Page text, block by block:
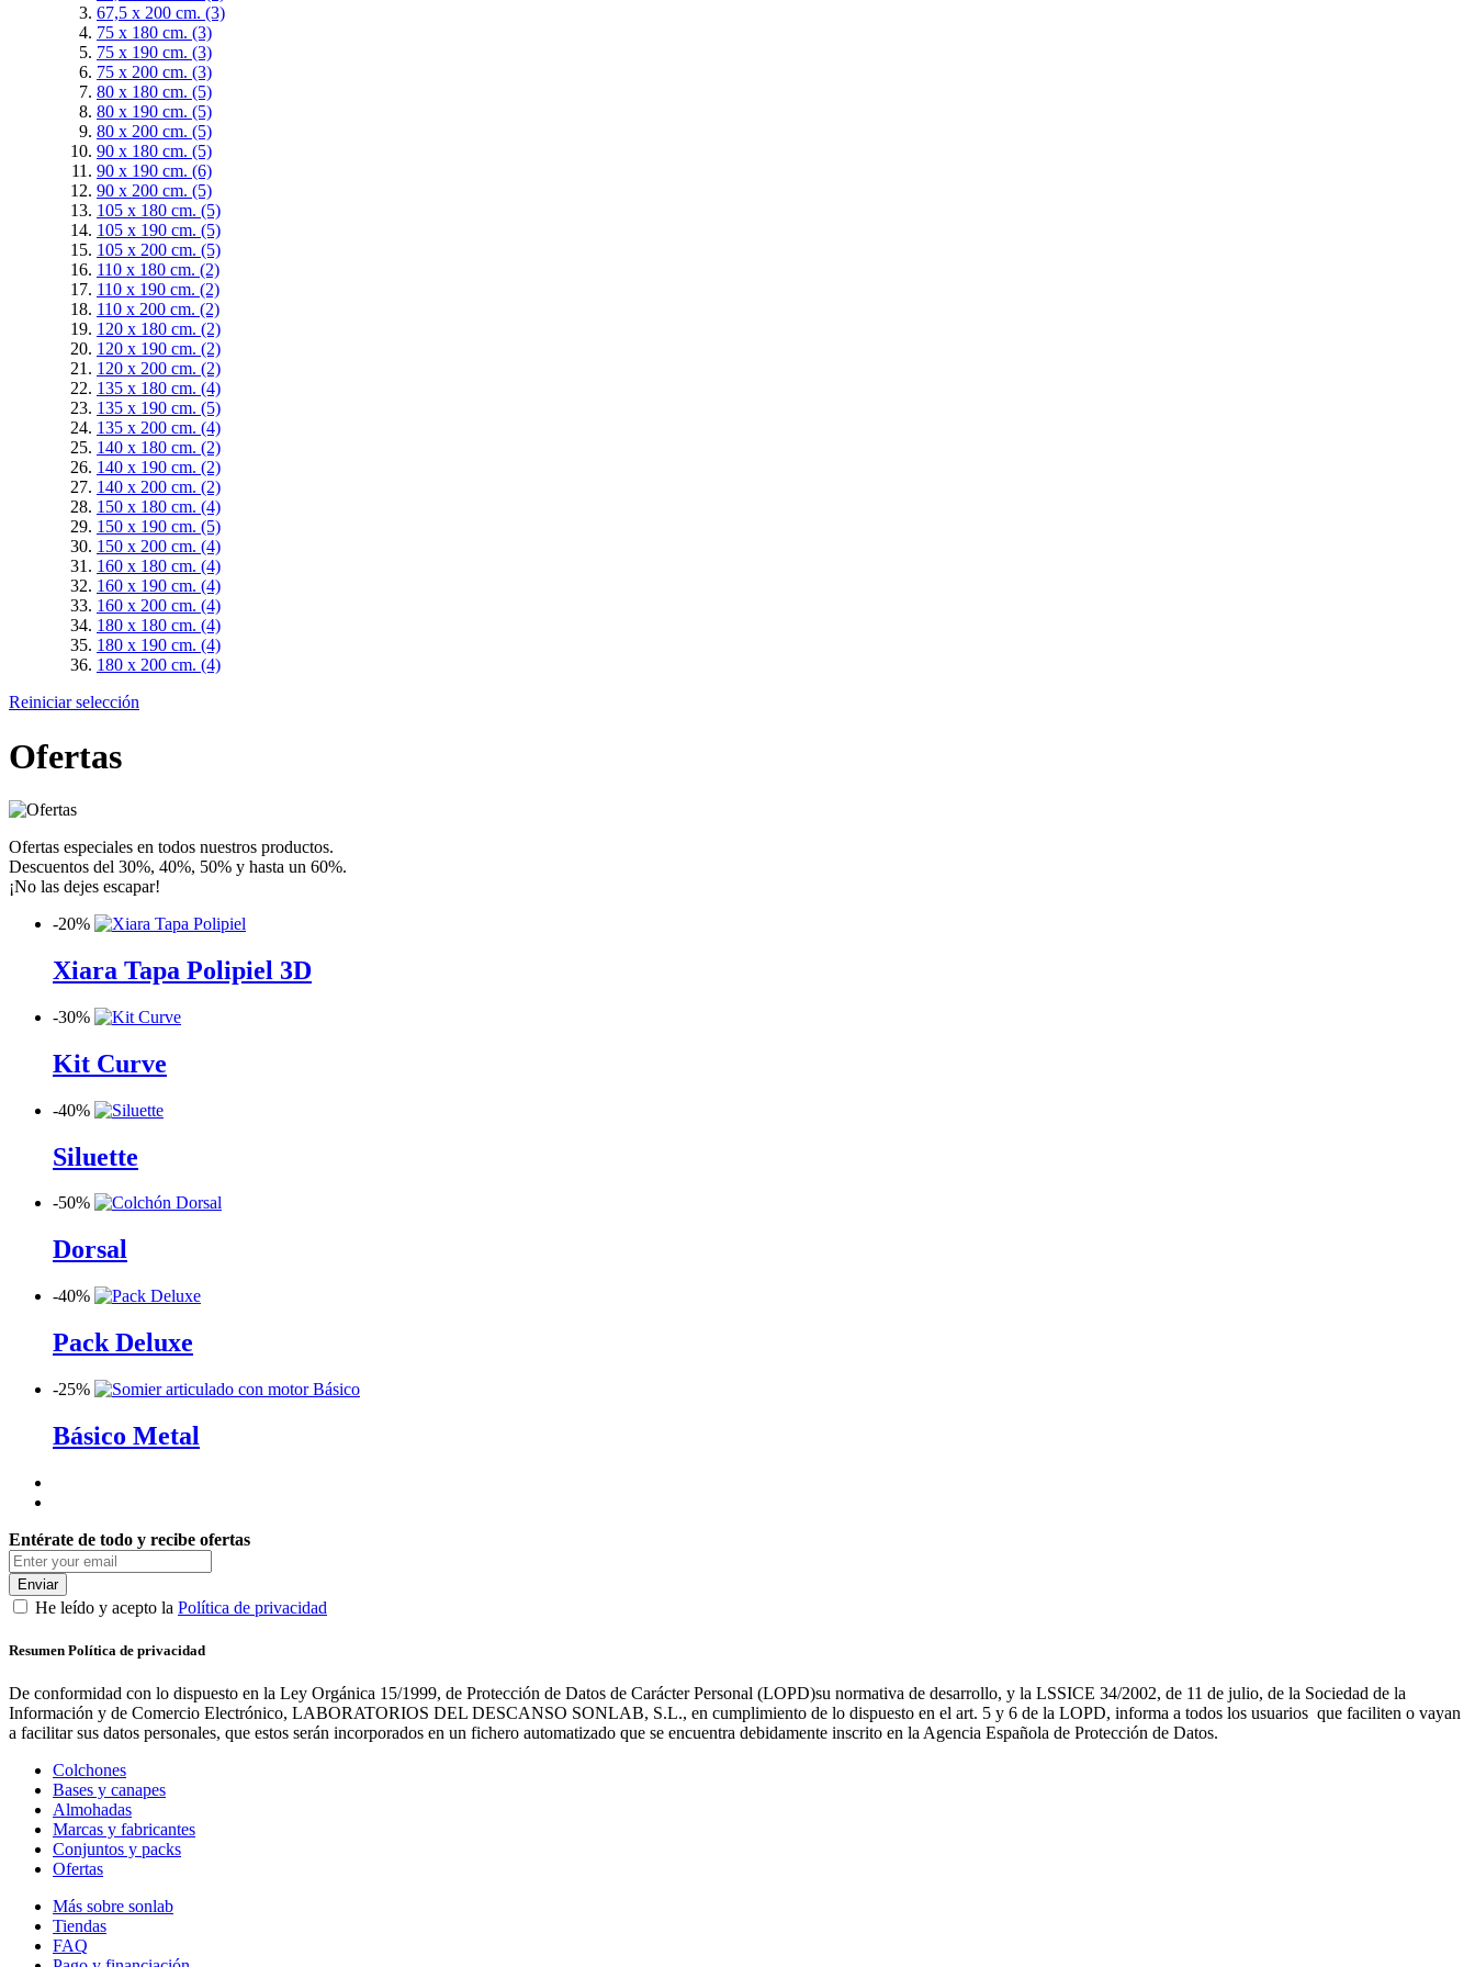
67,5 x 200 cm. (3)
75 x 180 cm. (3)
75 x 190 cm. (3)
75 x 200 cm. (3)
80 x 180 cm. (5)
80 x 190 cm. (5)
80 x 200 cm. (5)
90 x 180 cm. (5)
90 x 190 cm. (6)
90 x 200 cm. (5)
105 x 180 cm. (5)
105 x 190 cm. (5)
105 x 200 cm. (5)
110 x 180 cm. (2)
110 x 190 cm. (2)
110 x 200 cm. (2)
120 x 180 cm. (2)
120 x 190 cm. (2)
120 x 200 cm. (2)
135 x 180 cm. (4)
135 x 190 cm. (5)
135 x 200 cm. (4)
140 x 180 cm. (2)
140 x 190 cm. (2)
140 x 200 cm. (2)
150 x 180 cm. (4)
150 x 190 cm. (5)
150 x 200 cm. (4)
160 x 180 cm. (4)
160 x 190 cm. (4)
160 x 200 cm. (4)
180 x 180 cm. (4)
180 x 190 cm. (4)
180 x 200 cm. (4)
Reiniciar selección
Ofertas
Ofertas especiales en todos nuestros productos.
Descuentos del 30%, 40%, 50% y hasta un 60%.
¡No las dejes escapar!
-20%
Xiara Tapa Polipiel 3D
-30%
Kit Curve
-40%
Siluette
-50%
Dorsal
-40%
Pack Deluxe
-25%
Básico Metal
Entérate de todo y recibe ofertas
Enviar
He leído y acepto la Política de privacidad
Resumen Política de privacidad
De conformidad con lo dispuesto en la Ley Orgánica 15/1999, de Protección de Datos de Carácter Personal (LOPD)su normativa de desarrollo, y la LSSICE 34/2002, de 11 de julio, de la Sociedad de la
Información y de Comercio Electrónico, LABORATORIOS DEL DESCANSO SONLAB, S.L., en cumplimiento de lo dispuesto en el art. 5 y 6 de la LOPD, informa a todos los usuarios que faciliten o vayan
a facilitar sus datos personales, que estos serán incorporados en un fichero automatizado que se encuentra debidamente inscrito en la Agencia Española de Protección de Datos.
Colchones
Bases y canapes
Almohadas
Marcas y fabricantes
Conjuntos y packs
Ofertas
Más sobre sonlab
Tiendas
FAQ